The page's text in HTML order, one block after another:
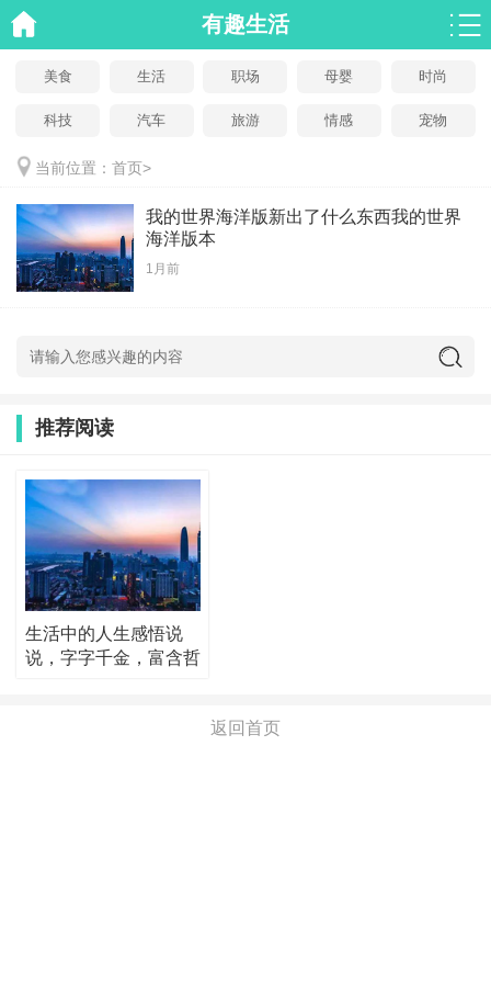
有趣生活
美食 生活 职场 母婴 时尚
科技 汽车 旅游 情感 宠物
当前位置： 首页>
我的世界海洋版新出了什么东西我的世界
海洋版本
1月前
推荐阅读
生活中的人生感悟说
说，字字千金，富含哲
返回首页